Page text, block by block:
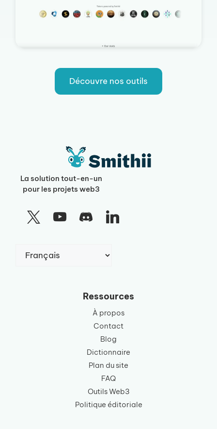
Découvre nos outils
La solution tout-en-un
pour les projets web3
une
Ressources
À propos
Contact
Blog
Dictionnaire
Plan du site
FAQ
Outils Web3
Politique éditoriale